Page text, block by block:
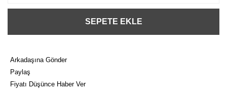
SEPETE EKLE
Arkadaşına Gönder
Paylaş
Fiyatı Düşünce Haber Ver